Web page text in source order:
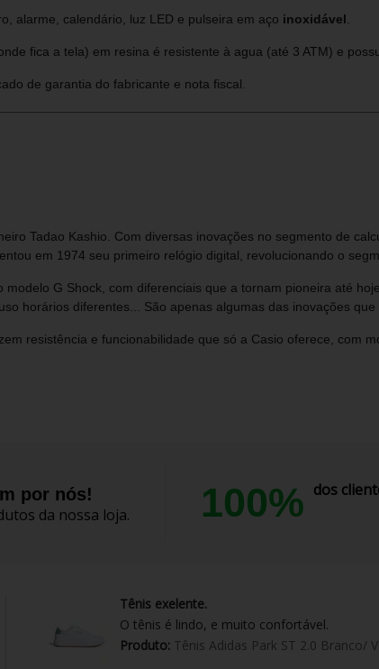
alarme, calendário, luz LED e pulseira em aço inoxidável.
fica a tela) em resina é resistente à agua (até 3 ATM) e
de garantia do fabricante e nota fiscal.
Tadao Kashio. Com diversas inovações no segmento de
em 1974 seu primeiro relógio digital, revolucionando o
G Shock, com diferenciais que a tornam pioneira até
horários diferentes... São apenas algumas das inovações
resistência e funcionabilidade que só a Casio oferece, com
por nós!
da nossa loja.
100% dos
Tênis exelente.
O tênis é lindo, e muito confortável.
Produto: Tênis Adidas Park ST 2.0 Branco/